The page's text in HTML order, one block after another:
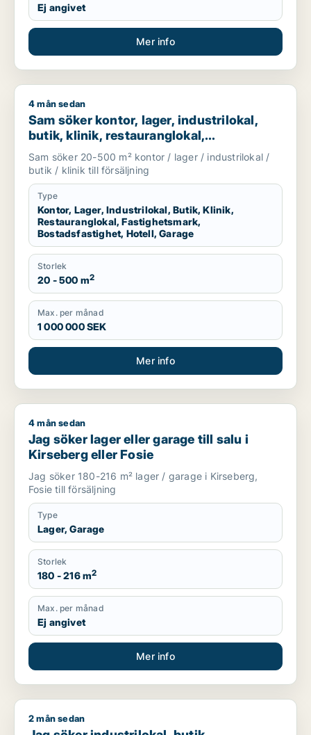
Ej angivet
Mer info
Sam söker kontor, lager, industrilokal, butik, klinik,
4 mån sedan
Sam söker kontor, lager, industrilokal,
butik, klinik, restauranglokal,
fastighetsmark, bostadsfastighet, hotell
eller garage till salu i Malmö
Sam söker 20-500 m² kontor / lager / industrilokal /
butik / klinik till försäljning
Type
Kontor, Lager, Industrilokal, Butik, Klinik,
Restauranglokal, Fastighetsmark,
Bostadsfastighet, Hotell, Garage
Storlek
20 - 500 m2
Max. per månad
1 000 000 SEK
Mer info
Jag söker lager eller garage till salu i Kirseberg eller Fosie
4 mån sedan
Jag söker lager eller garage till salu i
Kirseberg eller Fosie
Jag söker 180-216 m² lager / garage i Kirseberg,
Fosie till försäljning
Type
Lager, Garage
Storlek
180 - 216 m2
Max. per månad
Ej angivet
Mer info
Jag söker industrilokal, butik, bostadsfastighet eller garage
2 mån sedan